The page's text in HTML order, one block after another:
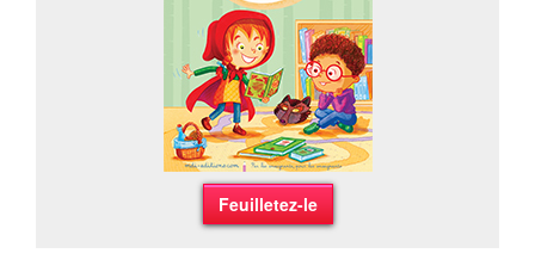
Feuilletez-le